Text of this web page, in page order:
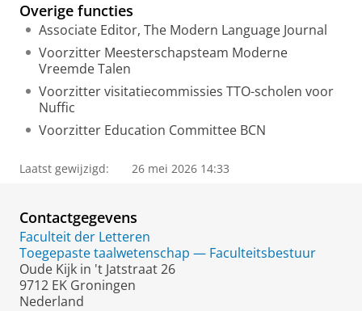
Overige functies
Associate Editor, The Modern Language Journal
Voorzitter Meesterschapsteam Moderne
Vreemde Talen
Voorzitter visitatiecommissies TTO-scholen voor
Nuffic
Voorzitter Education Committee BCN
Laatst gewijzigd: 26 mei 2026 14:33
Contactgegevens
Faculteit der Letteren
Toegepaste taalwetenschap — Faculteitsbestuur
Oude Kijk in 't Jatstraat 26
9712 EK Groningen
Nederland